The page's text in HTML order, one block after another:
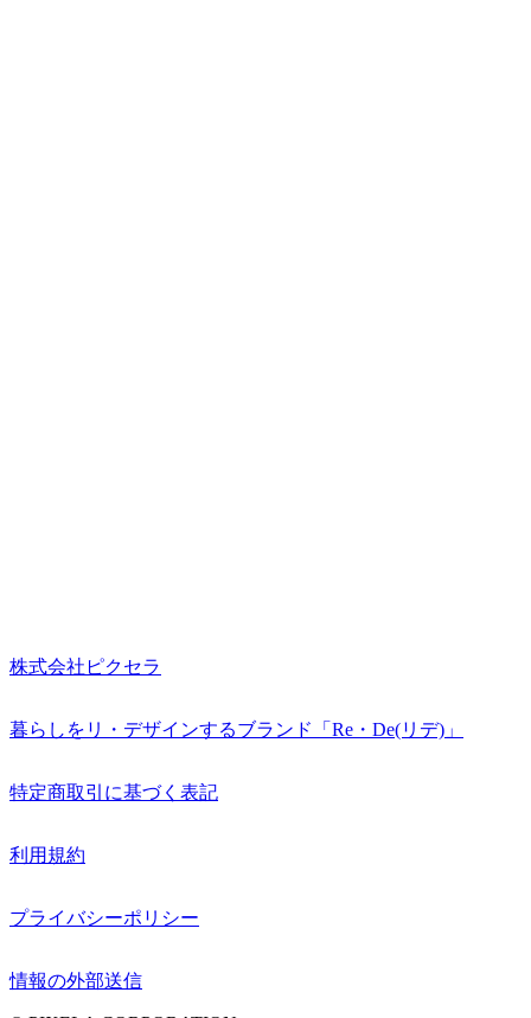
株式会社ピクセラ
暮らしをリ・デザインするブランド「Re・De(リデ)」
特定商取引に基づく表記
利用規約
プライバシーポリシー
情報の外部送信